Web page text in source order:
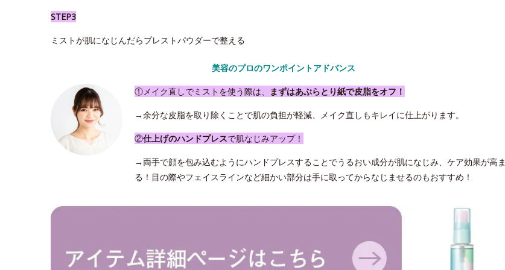
STEP3
ミストが肌になじんだらプレストパウダーで整える
美容のプロのワンポイントアドバンス
①メイク直しでミストを使う際は、 まずはあぶらとり紙で皮脂をオフ！
→余分な皮脂を取り除くことで肌の負担が軽減、メイク直しもキレイに仕上がります。
②仕上げのハンドプレスで肌なじみアップ！
→両手で顔を包み込むようにハンドプレスすることでうるおい成分が肌になじみ、ケア効果が高ま
る！目の際やフェイスラインなど細かい部分は手に取ってからなじませるのもおすすめ！